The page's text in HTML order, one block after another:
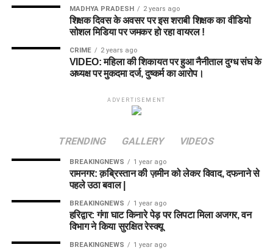
MADHYA PRADESH 2 years ago
शिक्षक दिवस के अवसर पर इस शराबी शिक्षक का वीडियो
सोशल मिडिया पर जमकर हो रहा वायरल !
CRIME 2 years ago
VIDEO: महिला की शिकायत पर हुआ नैनीताल दुग्ध संघ के
अध्यक्ष पर मुकदमा दर्ज, दुष्कर्म का आरोप।
ADVERTISEMENT
TRENDING GALLERY VIDEOS
BREAKINGNEWS 1 year ago
रामनगर: क़ब्रिस्तान की ज़मीन को लेकर विवाद, दफनाने से
पहले उठा बवाल |
BREAKINGNEWS 1 year ago
हरिद्वार: गंगा घाट किनारे पेड़ पर लिपटा मिला अजगर, वन
विभाग ने किया सुरक्षित रेस्क्यू
BREAKINGNEWS 1 year ago